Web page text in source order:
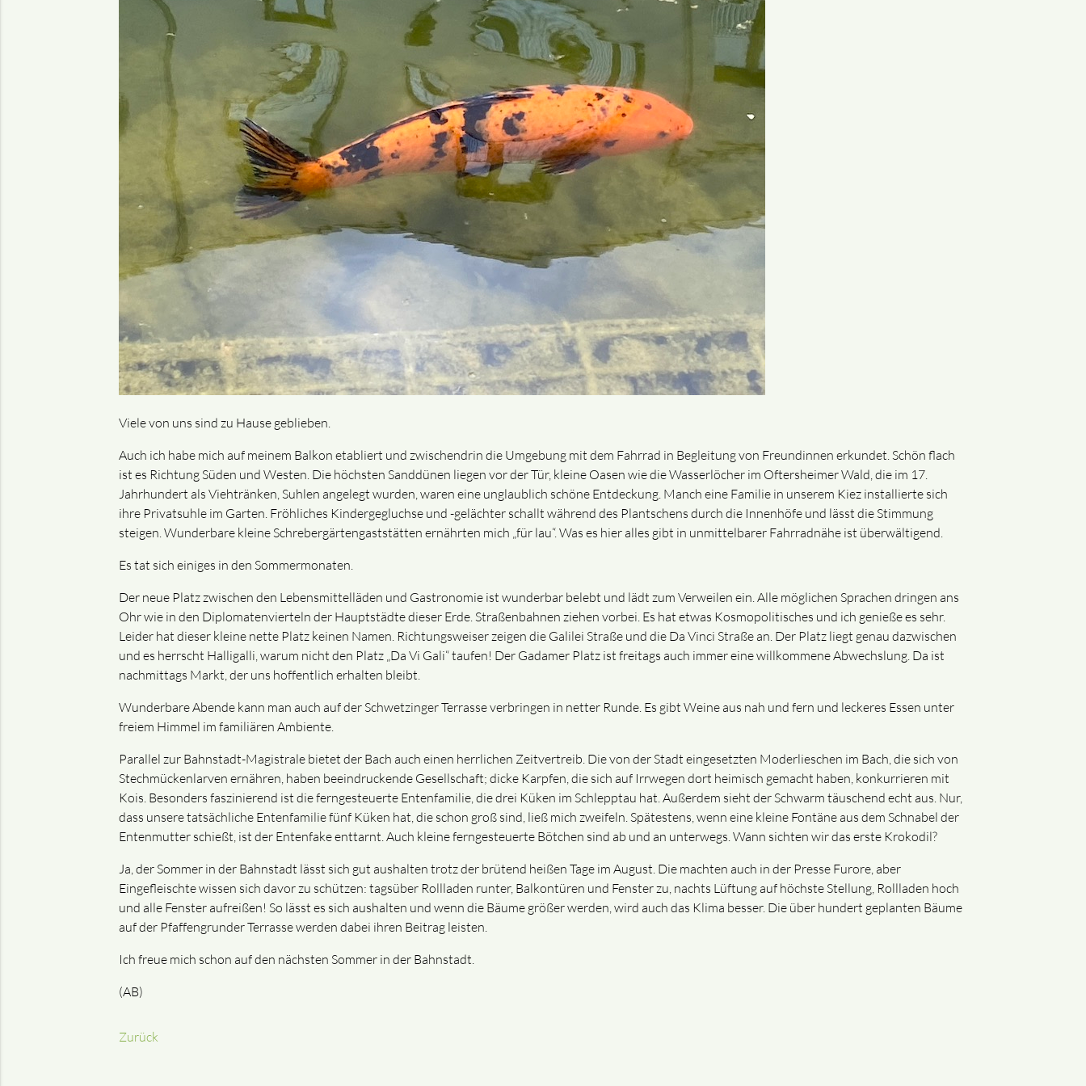
Viele von uns sind zu Hause geblieben.
Auch ich habe mich auf meinem Balkon etabliert und zwischendrin die Umgebung mit dem Fahrrad in Begleitung von Freundinnen erkundet. Schön flach
ist es Richtung Süden und Westen. Die höchsten Sanddünen liegen vor der Tür, kleine Oasen wie die Wasserlöcher im Oftersheimer Wald, die im 17.
Jahrhundert als Viehtränken, Suhlen angelegt wurden, waren eine unglaublich schöne Entdeckung. Manch eine Familie in unserem Kiez installierte sich
ihre Privatsuhle im Garten. Fröhliches Kindergegluchse und -gelächter schallt während des Plantschens durch die Innenhöfe und lässt die Stimmung
steigen. Wunderbare kleine Schrebergärtengaststätten ernährten mich „für lau“. Was es hier alles gibt in unmittelbarer Fahrradnähe ist überwältigend.
Es tat sich einiges in den Sommermonaten.
Der neue Platz zwischen den Lebensmittelläden und Gastronomie ist wunderbar belebt und lädt zum Verweilen ein. Alle möglichen Sprachen dringen ans
Ohr wie in den Diplomatenvierteln der Hauptstädte dieser Erde. Straßenbahnen ziehen vorbei. Es hat etwas Kosmopolitisches und ich genieße es sehr.
Leider hat dieser kleine nette Platz keinen Namen. Richtungsweiser zeigen die Galilei Straße und die Da Vinci Straße an. Der Platz liegt genau dazwischen
und es herrscht Halligalli, warum nicht den Platz „Da Vi Gali“ taufen! Der Gadamer Platz ist freitags auch immer eine willkommene Abwechslung. Da ist
nachmittags Markt, der uns hoffentlich erhalten bleibt.
Wunderbare Abende kann man auch auf der Schwetzinger Terrasse verbringen in netter Runde. Es gibt Weine aus nah und fern und leckeres Essen unter
freiem Himmel im familiären Ambiente.
Parallel zur Bahnstadt-Magistrale bietet der Bach auch einen herrlichen Zeitvertreib. Die von der Stadt eingesetzten Moderlieschen im Bach, die sich von
Stechmückenlarven ernähren, haben beeindruckende Gesellschaft; dicke Karpfen, die sich auf Irrwegen dort heimisch gemacht haben, konkurrieren mit
Kois. Besonders faszinierend ist die ferngesteuerte Entenfamilie, die drei Küken im Schlepptau hat. Außerdem sieht der Schwarm täuschend echt aus. Nur,
dass unsere tatsächliche Entenfamilie fünf Küken hat, die schon groß sind, ließ mich zweifeln. Spätestens, wenn eine kleine Fontäne aus dem Schnabel der
Entenmutter schießt, ist der Entenfake enttarnt. Auch kleine ferngesteuerte Bötchen sind ab und an unterwegs. Wann sichten wir das erste Krokodil?
Ja, der Sommer in der Bahnstadt lässt sich gut aushalten trotz der brütend heißen Tage im August. Die machten auch in der Presse Furore, aber
Eingefleischte wissen sich davor zu schützen: tagsüber Rollladen runter, Balkontüren und Fenster zu, nachts Lüftung auf höchste Stellung, Rollladen hoch
und alle Fenster aufreißen! So lässt es sich aushalten und wenn die Bäume größer werden, wird auch das Klima besser. Die über hundert geplanten Bäume
auf der Pfaffengrunder Terrasse werden dabei ihren Beitrag leisten.
Ich freue mich schon auf den nächsten Sommer in der Bahnstadt.
(AB)
Zurück